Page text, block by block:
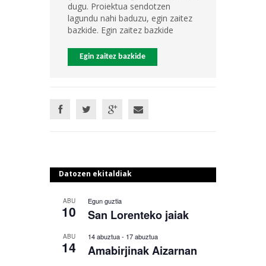
dugu. Proiektua sendotzen
lagundu nahi baduzu, egin zaitez
bazkide. Egin zaitez bazkide
Egin zaitez bazkide
Datozen ekitaldiak
ABU
10
Egun guztia
San Lorenteko jaiak
ABU
14
14 abuztua- 17 abuztua
Amabirjinak Aizarnan